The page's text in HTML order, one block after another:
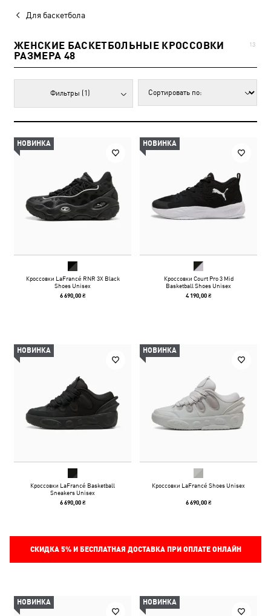
Для баскетбола
ЖЕНСКИЕ БАСКЕТБОЛЬНЫЕ КРОССОВКИ
РАЗМЕРА 48
13
Фильтры (1)
НОВИНКА
Кроссовки LaFrancé RNR 3X Black
Shoes Unisex
6 690,00 ₴
НОВИНКА
Кроссовки Court Pro 3 Mid
Basketball Shoes Unisex
4 190,00 ₴
НОВИНКА
Кроссовки LaFrancé Basketball
Sneakers Unisex
6 690,00 ₴
НОВИНКА
Кроссовки LaFrancé Shoes Unisex
6 690,00 ₴
СКИДКА 5%И БЕСПЛАТНАЯ ДОСТАВКА ПРИ ОПЛАТЕ ОНЛАЙН
НОВИНКА НОВИНКА